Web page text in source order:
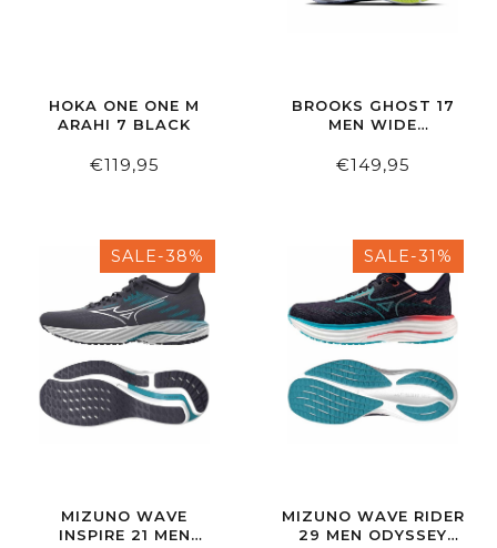
HOKA ONE ONE M
ARAHI 7 BLACK
€119,95
BROOKS GHOST 17
MEN WIDE
€149,95
SALE-38%
MIZUNO WAVE
INSPIRE 21 MEN
SALE-31%
MIZUNO WAVE RIDER
29 MEN ODYSSEY